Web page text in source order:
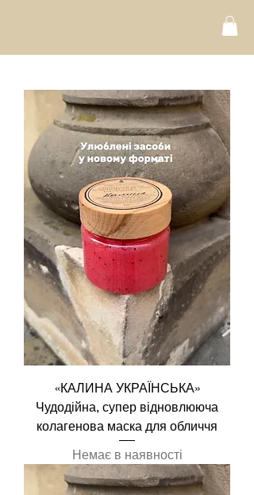
«КАЛИНА УКРАЇНСЬКА»
Чудодійна, супер відновлююча
колагенова маска для обличчя
Немає в наявності